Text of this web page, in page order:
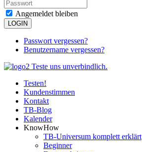
Angemeldet bleiben
LOGIN
Passwort vergessen?
Benutzername vergessen?
Testen!
Kundenstimmen
Kontakt
TB-Blog
Kalender
KnowHow
TB-Universum komplett erklärt
Beginner